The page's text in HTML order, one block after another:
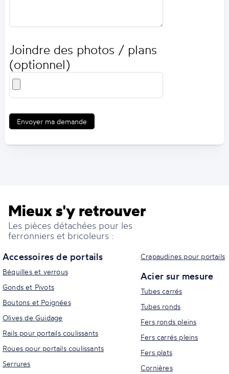
Joindre des photos / plans
(optionnel)
Envoyer ma demande
Mieux s'y retrouver
Les pièces détachées pour les
ferronniers et bricoleurs :
Accessoires de portails
Béquilles et verrous
Gonds et Pivots
Boutons et Poignées
Olives de Guidage
Rails pour portails coulissants
Roues pour portails coulissants
Serrures
Crapaudines pour portails
Acier sur mesure
Tubes carrés
Tubes ronds
Fers ronds pleins
Fers carrés pleins
Fers plats
Cornières